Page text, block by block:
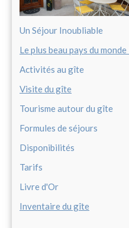
Un Séjour Inoubliable
Le plus beau pays du monde
Activités au gîte
Visite du gîte
Tourisme autour du gîte
Formules de séjours
Disponibilités
Tarifs
Livre d'Or
Inventaire du gîte